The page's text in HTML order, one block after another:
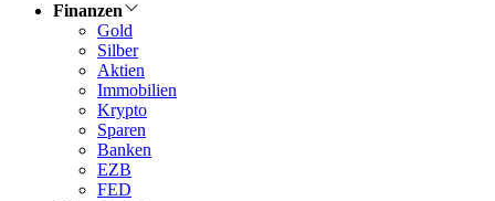
Finanzen
Gold
Silber
Aktien
Immobilien
Krypto
Sparen
Banken
EZB
FED